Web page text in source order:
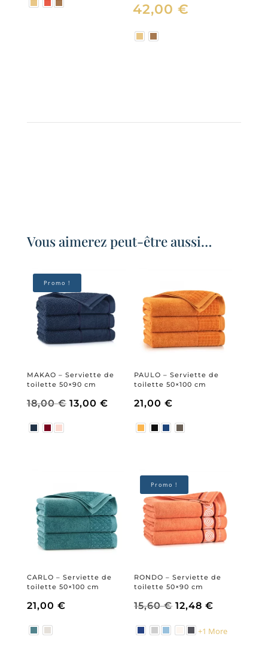
prix
42,00 €
Vous aimerez peut-être aussi…
Promo !
MAKAO – Serviette de
toilette 50×90 cm
18,00€ Le
était :
18,00 €.
13,00 €Le
13,00 €.
PAULO – Serviette de
toilette 50×100 cm
21,00€
CARLO – Serviette de
toilette 50×100 cm
21,00 €
Promo !
RONDO – Serviette de
toilette 50×90 cm
15,60€ Le
prix
12,48€
prix
+1 More